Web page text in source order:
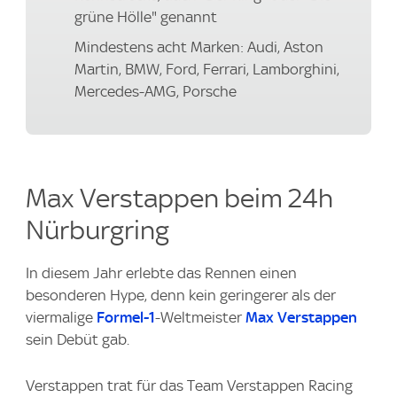
grüne Hölle" genannt
Mindestens acht Marken: Audi, Aston
Martin, BMW, Ford, Ferrari, Lamborghini,
Mercedes-AMG, Porsche
Max Verstappen beim 24h
Nürburgring
In diesem Jahr erlebte das Rennen einen
besonderen Hype, denn kein geringerer als der
viermalige Formel-1-Weltmeister Max Verstappen
sein Debüt gab.
Verstappen trat für das Team Verstappen Racing